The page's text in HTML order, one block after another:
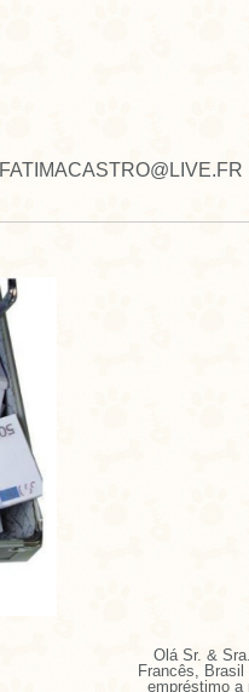
FATIMACASTRO@LIVE.FR
Olá Sr. &
Francês,
empréstimo a